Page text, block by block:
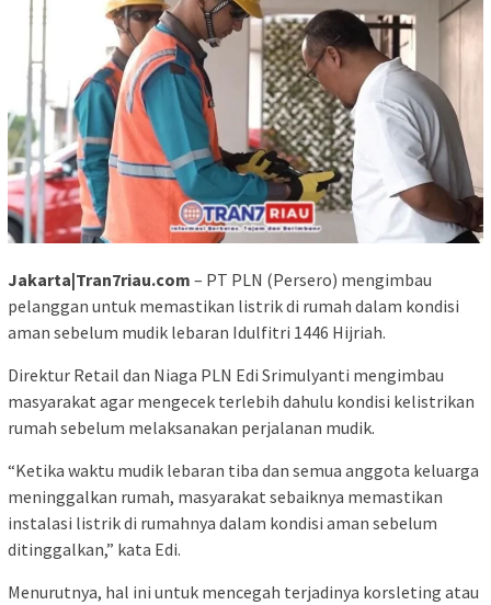
Jakarta|Tran7riau.com – PT PLN (Persero) mengimbau
pelanggan untuk memastikan listrik di rumah dalam kondisi
aman sebelum mudik lebaran Idulfitri 1446 Hijriah.
Direktur Retail dan Niaga PLN Edi Srimulyanti mengimbau
masyarakat agar mengecek terlebih dahulu kondisi kelistrikan
rumah sebelum melaksanakan perjalanan mudik.
“Ketika waktu mudik lebaran tiba dan semua anggota keluarga
meninggalkan rumah, masyarakat sebaiknya memastikan
instalasi listrik di rumahnya dalam kondisi aman sebelum
ditinggalkan,” kata Edi.
Menurutnya, hal ini untuk mencegah terjadinya korsleting atau